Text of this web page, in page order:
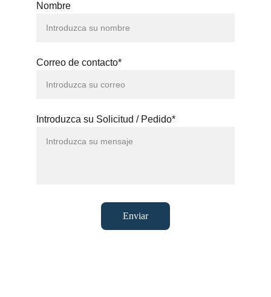
Nombre
Correo de contacto*
Introduzca su Solicitud / Pedido*
Enviar